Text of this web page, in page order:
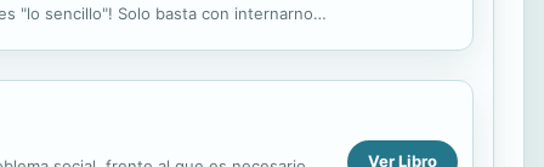
"lo sencillo"! Solo basta con internarnos
Ver Libro